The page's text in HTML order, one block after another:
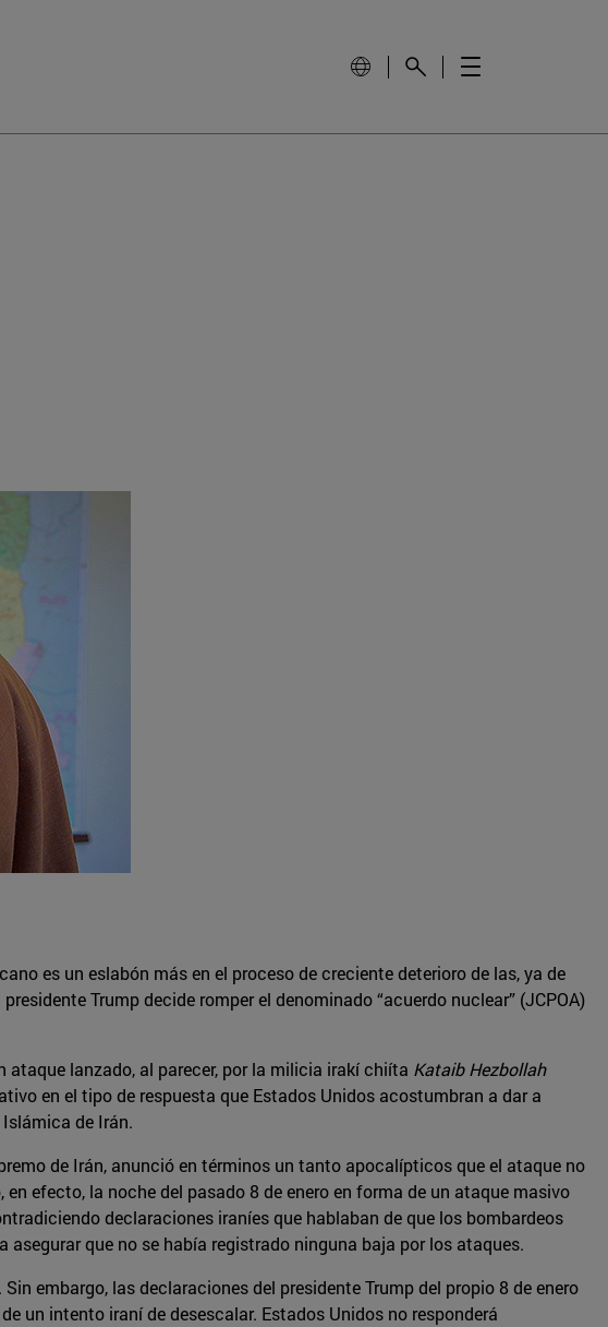
es un eslabón más en el proceso de creciente deterioro de las, ya de
Trump decide romper el denominado “acuerdo nuclear” (JCPOA)
lanzado, al parecer, por la milicia irakí chiíta Kataib Hezbollah
en el tipo de respuesta que Estados Unidos acostumbran a dar a
de Irán.
de Irán, anunció en términos un tanto apocalípticos que el ataque no
en efecto, la noche del pasado 8 de enero en forma de un ataque masivo
declaraciones iraníes que hablaban de que los bombardeos
que no se había registrado ninguna baja por los ataques.
embargo, las declaraciones del presidente Trump del propio 8 de enero
un intento iraní de desescalar. Estados Unidos no responderá